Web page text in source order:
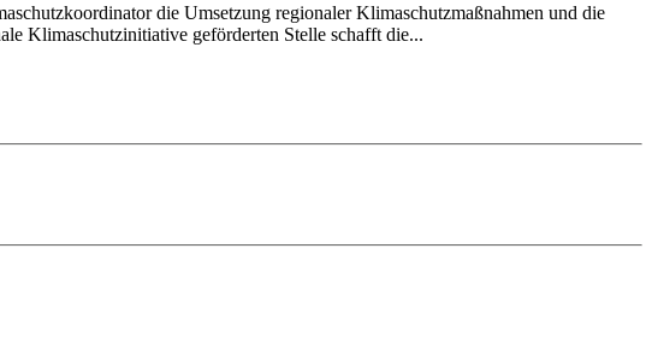
die Umsetzung regionaler Klimaschutzmaßnahmen und die
Klimaschutzinitiative geförderten Stelle schafft die...